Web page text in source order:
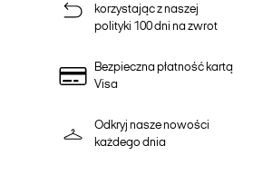
korzystając z naszej
polityki 100 dni na zwrot
Bezpieczna płatność kartą
Visa
Odkryj nasze nowości
każdego dnia